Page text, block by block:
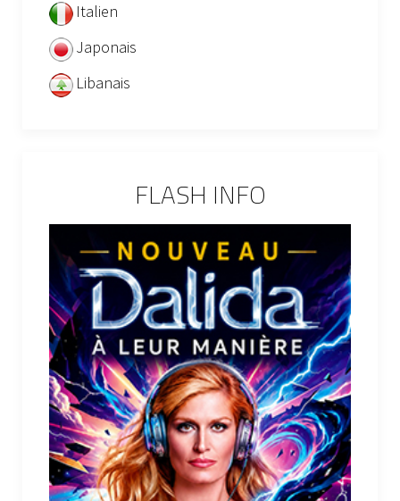
Italien
Japonais
Libanais
FLASH INFO